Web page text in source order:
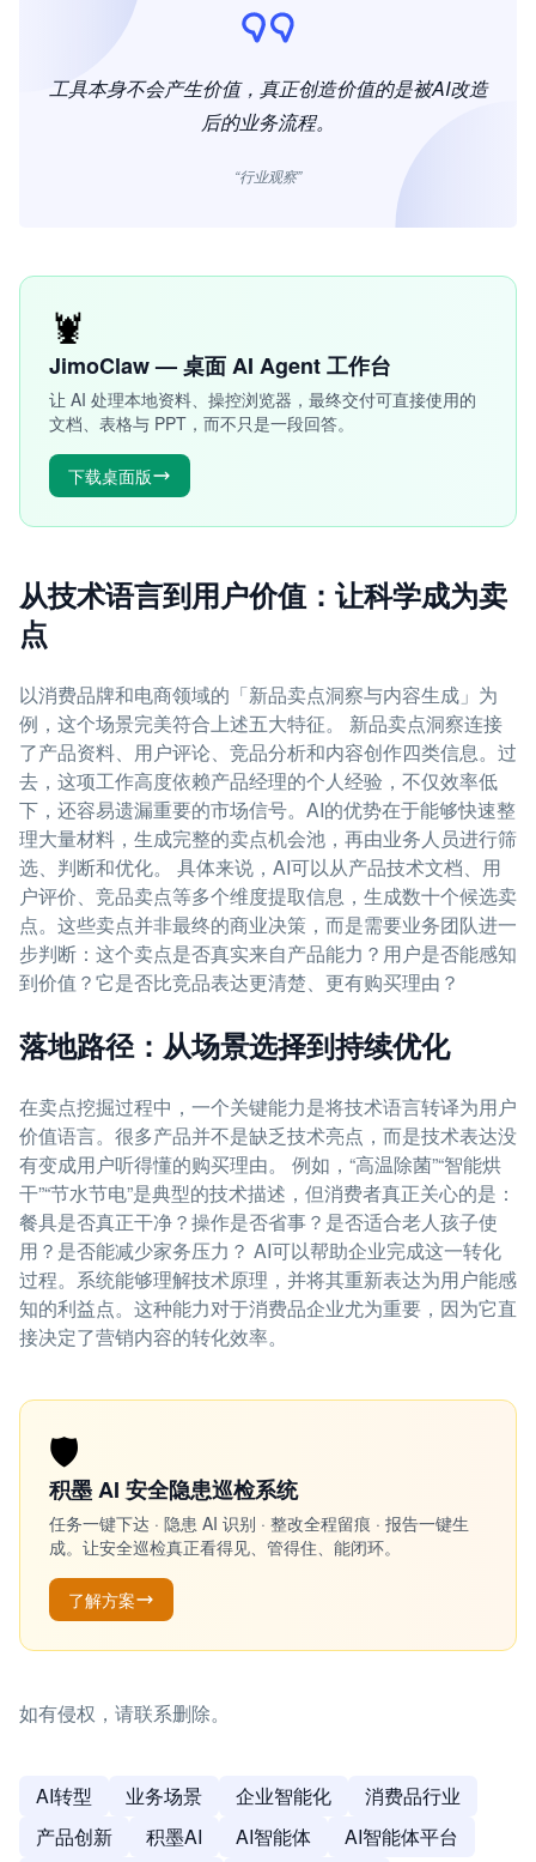
工具本身不会产生价值，真正创造价值的是被AI改造
后的业务流程。
“行业观察”
🦞
JimoClaw — 桌面 AI Agent 工作台
让 AI 处理本地资料、操控浏览器，最终交付可直接使用的
文档、表格与 PPT，而不只是一段回答。
下载桌面版
从技术语言到用户价值：让科学成为卖
点
以消费品牌和电商领域的「新品卖点洞察与内容生成」为
例，这个场景完美符合上述五大特征。 新品卖点洞察连接
了产品资料、用户评论、竞品分析和内容创作四类信息。过
去，这项工作高度依赖产品经理的个人经验，不仅效率低
下，还容易遗漏重要的市场信号。AI的优势在于能够快速整
理大量材料，生成完整的卖点机会池，再由业务人员进行筛
选、判断和优化。 具体来说，AI可以从产品技术文档、用
户评价、竞品卖点等多个维度提取信息，生成数十个候选卖
点。这些卖点并非最终的商业决策，而是需要业务团队进一
步判断：这个卖点是否真实来自产品能力？用户是否能感知
到价值？它是否比竞品表达更清楚、更有购买理由？
落地路径：从场景选择到持续优化
在卖点挖掘过程中，一个关键能力是将技术语言转译为用户
价值语言。很多产品并不是缺乏技术亮点，而是技术表达没
有变成用户听得懂的购买理由。 例如，“高温除菌”“智能烘
干”“节水节电”是典型的技术描述，但消费者真正关心的是：
餐具是否真正干净？操作是否省事？是否适合老人孩子使
用？是否能减少家务压力？ AI可以帮助企业完成这一转化
过程。系统能够理解技术原理，并将其重新表达为用户能感
知的利益点。这种能力对于消费品企业尤为重要，因为它直
接决定了营销内容的转化效率。
🛡️
积墨 AI 安全隐患巡检系统
任务一键下达 · 隐患 AI 识别 · 整改全程留痕 · 报告一键生
成。让安全巡检真正看得见、管得住、能闭环。
了解方案
如有侵权，请联系删除。
AI转型 业务场景 企业智能化
消费品行业
产品创新
积墨AI AI智能体
AI智能体平台